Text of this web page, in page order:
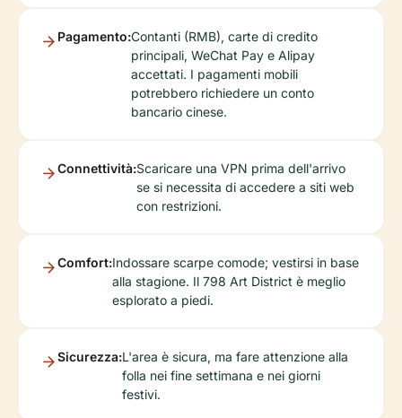
Pagamento:Contanti (RMB), carte di credito
principali, WeChat Pay e Alipay
accettati. I pagamenti mobili
potrebbero richiedere un conto
bancario cinese.
Connettività:Scaricare una VPN prima dell'arrivo
se si necessita di accedere a siti web
con restrizioni.
Comfort:Indossare scarpe comode; vestirsi in base
alla stagione. Il 798 Art District è meglio
esplorato a piedi.
Sicurezza:L'area è sicura, ma fare attenzione alla
folla nei fine settimana e nei giorni
festivi.